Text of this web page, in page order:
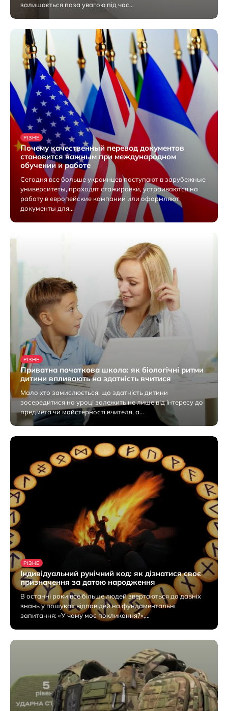
залишається поза увагою під час…
6 Серпня 2026
РІЗНЕ
Почему качественный перевод документов
становится важным при международном
обучении и работе
Сегодня все больше украинцев поступают в зарубежные
университеты, проходят стажировки, устраиваются на
работу в европейские компании или оформляют
документы для…
6 Серпня 2026
РІЗНЕ
Приватна початкова школа: як біологічні ритми
дитини впливають на здатність вчитися
Мало хто замислюється, що здатність дитини
зосередитися на уроці залежить не лише від інтересу до
предмета чи майстерності вчителя, а…
6 Серпня 2026
РІЗНЕ
Індивідуальний рунічний код: як дізнатися своє
призначення за датою народження
В останні роки все більше людей звертаються до давніх
знань у пошуках відповідей на фундаментальні
запитання: «У чому моє покликання?»,…
6 Серпня 2026